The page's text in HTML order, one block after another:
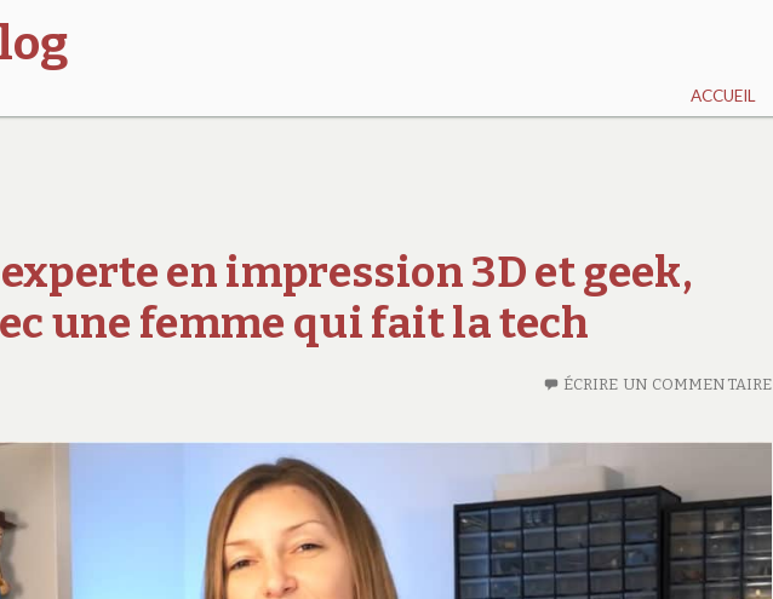
ACCUEIL
en impression 3D et geek,
une femme qui fait la tech
ÉCRIRE UN COMMENTAIRE